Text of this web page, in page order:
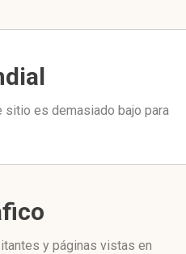
es demasiado bajo para
y páginas vistas en